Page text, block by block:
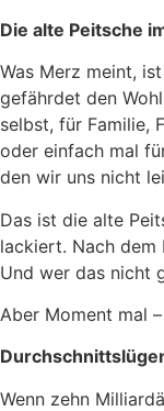
Die alte Peitsche
Was Merz meint,
gefährdet den
selbst, für Familie,
oder einfach mal
den wir uns nicht
Das ist die alte
lackiert. Nach dem
Und wer das nicht
Aber Moment mal
Wenn zehn